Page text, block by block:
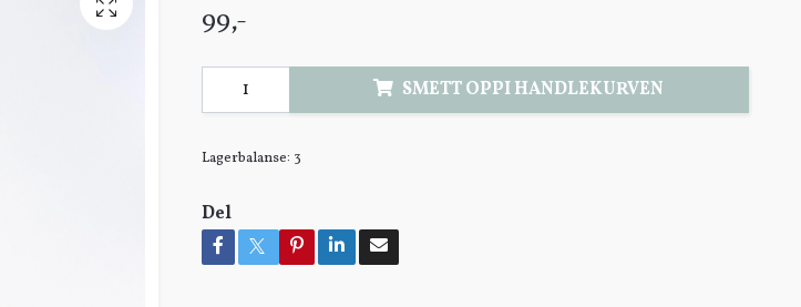
99,-
SMETT OPPI HANDLEKURVEN
Lagerbalanse: 3
Del